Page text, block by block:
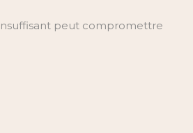
peut compromettre